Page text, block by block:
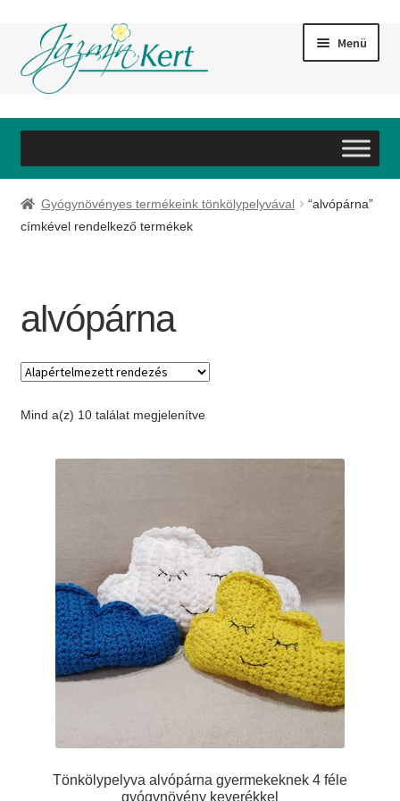
Ugrás
a
navigációhoz
Kilépés
a
tartalomba
Menü
Bemutatkozás
Szolgáltatások
Webáruház
Galéria
Partnereink
Elérhetőség
Gyógynövényes termékeink tönkölypelyvával
“alvópárna”
címkével rendelkező termékek
alvópárna
Mind a(z) 10 találat megjelenítve
Tönkölypelyva alvópárna gyermekeknek 4 féle
gyógynövény keverékkel